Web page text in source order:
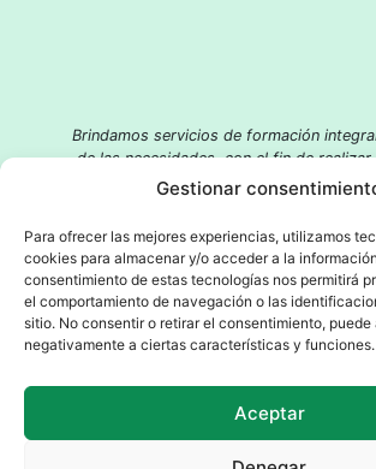
Gestionar
Para ofrecer las mejores experiencias, utilizamos
cookies para almacenar y/o acceder a la
consentimiento de estas tecnologías nos permitirá
el comportamiento de navegación o las
sitio. No consentir o retirar el consentimiento,
negativamente a ciertas características y funciones.
Aceptar
Brindamos servicios de formación
de las necesidades, con el fin de realizar
integración social, promoción educativa,
© 2026 Formacionline. Todos los
Aviso legal